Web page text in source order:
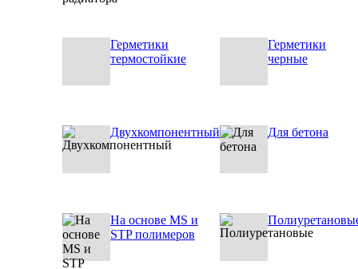
Герметики
термостойкие
Герметики
черные
Двухкомпонентный Для бетона
На основе MS и
STP полимеров